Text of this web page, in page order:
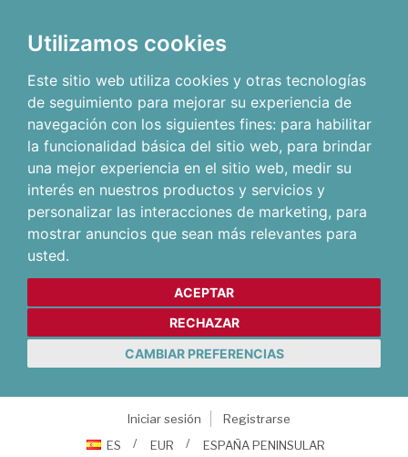
Utilizamos cookies
Este sitio web utiliza cookies y otras tecnologías
de seguimiento para mejorar su experiencia de
navegación con los siguientes fines: para habilitar
la funcionalidad básica del sitio web, para brindar
una mejor experiencia en el sitio web, medir su
interés en nuestros productos y servicios y
personalizar las interacciones de marketing, para
mostrar anuncios que sean más relevantes para
usted.
ACEPTAR
RECHAZAR
CAMBIAR PREFERENCIAS
Iniciar sesión
Registrarse
ES
EUR ESPAÑA PENINSULAR